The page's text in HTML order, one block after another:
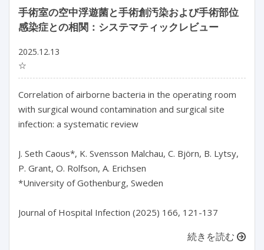
手術室の空中浮遊菌と手術創汚染および手術部位
感染症との相関：システマティックレビュー
2025.12.13
☆
Correlation of airborne bacteria in the operating room
with surgical wound contamination and surgical site
infection: a systematic review
J. Seth Caous*, K. Svensson Malchau, C. Björn, B. Lytsy,
P. Grant, O. Rolfson, A. Erichsen
*University of Gothenburg, Sweden
Journal of Hospital Infection (2025) 166, 121-137
続きを読む